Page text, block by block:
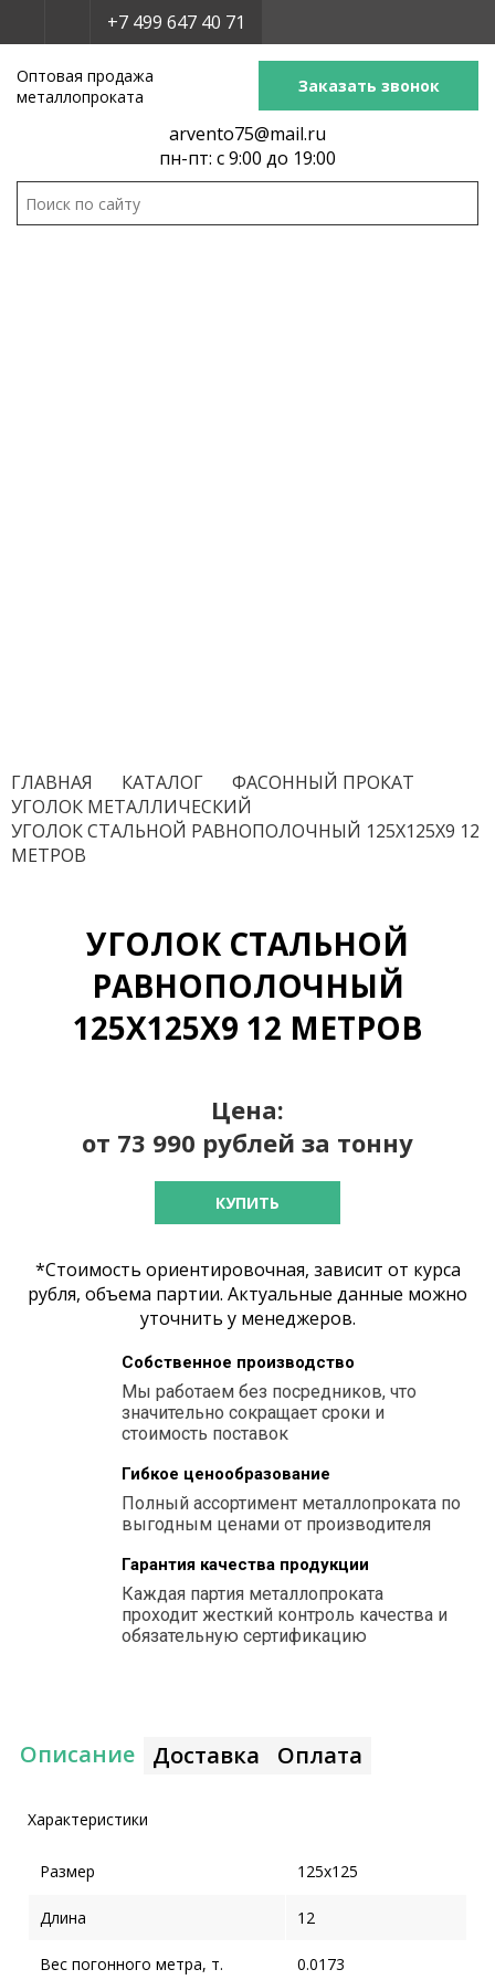
Оптовая продажа
металлопроката
arvento75@mail.ru
пн-пт: с 9:00 до 19:00
Заказать звонок
ГЛАВНАЯ КАТАЛОГ ФАСОННЫЙ ПРОКАТ
УГОЛОК МЕТАЛЛИЧЕСКИЙ
УГОЛОК СТАЛЬНОЙ РАВНОПОЛОЧНЫЙ 125Х125Х9 12
МЕТРОВ
УГОЛОК СТАЛЬНОЙ
РАВНОПОЛОЧНЫЙ
125Х125Х9 12 МЕТРОВ
Цена:
от 73 990 рублей за тонну
КУПИТЬ
*Стоимость ориентировочная, зависит от курса
рубля, объема партии. Актуальные данные можно
уточнить у менеджеров.
Собственное производство
Мы работаем без посредников, что
значительно сокращает сроки и
стоимость поставок
Гибкое ценообразование
Полный ассортимент металлопроката по
выгодным ценами от производителя
Гарантия качества продукции
Каждая партия металлопроката
проходит жесткий контроль качества и
обязательную сертификацию
Описание Доставка Оплата
Характеристики
Размер 125x125
Длина 12
Вес погонного метра, т. 0.0173
+7 499 647 40 71